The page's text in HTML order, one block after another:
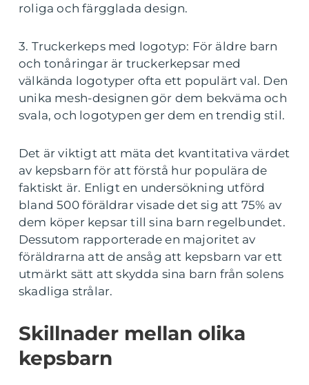
roliga och färgglada design.
3. Truckerkeps med logotyp: För äldre barn
och tonåringar är truckerkepsar med
välkända logotyper ofta ett populärt val. Den
unika mesh-designen gör dem bekväma och
svala, och logotypen ger dem en trendig stil.
Det är viktigt att mäta det kvantitativa värdet
av kepsbarn för att förstå hur populära de
faktiskt är. Enligt en undersökning utförd
bland 500 föräldrar visade det sig att 75% av
dem köper kepsar till sina barn regelbundet.
Dessutom rapporterade en majoritet av
föräldrarna att de ansåg att kepsbarn var ett
utmärkt sätt att skydda sina barn från solens
skadliga strålar.
Skillnader mellan olika
kepsbarn